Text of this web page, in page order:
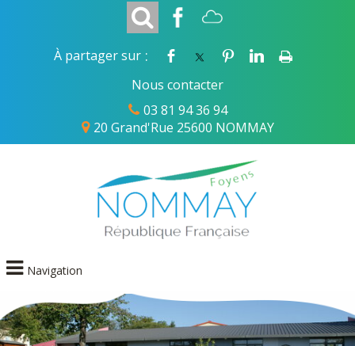
20 Grand'Rue 25600 NOMMAY
03 81 94 36 94
Nous contacter
À partager sur :
Navigation